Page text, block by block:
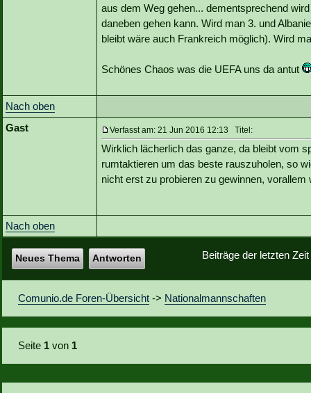
aus dem Weg gehen... dementsprechend
daneben gehen kann. Wird man 3. und
bleibt wäre auch Frankreich möglich). Wird
Schönes Chaos was die UEFA uns da antut
Nach oben
Gast
Verfasst am: 21 Jun 2016 12:13 Titel:
Wirklich lächerlich das ganze, da bleibt vom
rumtaktieren um das beste rauszuholen, so
nicht erst zu probieren zu gewinnen,
Nach oben
Beiträge der letzten
Neues Thema Antworten
Comunio.de Foren-Übersicht -> Nationalmannschaften
Seite 1 von 1